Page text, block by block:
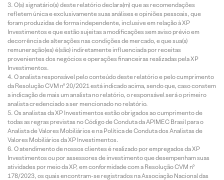
O(s) signatário(s) deste relatório declara(m) que as recomendações
refletem única e exclusivamente suas análises e opiniões pessoais, que
foram produzidas de forma independente, inclusive em relação à XP
Investimentos e que estão sujeitas a modificações sem aviso prévio em
decorrência de alterações nas condições de mercado, e que sua(s)
remuneração(es) é(são) indiretamente influenciada por receitas
provenientes dos negócios e operações financeiras realizadas pela XP
Investimentos.
O analista responsável pelo conteúdo deste relatório e pelo cumprimento
da Resolução CVM nº 20/2021 está indicado acima, sendo que, caso constem
a indicação de mais um analista no relatório, o responsável será o primeiro
analista credenciado a ser mencionado no relatório.
Os analistas da XP Investimentos estão obrigados ao cumprimento de
todas as regras previstas no Código de Conduta da APIMEC Brasil para o
Analista de Valores Mobiliários e na Política de Conduta dos Analistas de
Valores Mobiliários da XP Investimentos.
O atendimento de nossos clientes é realizado por empregados da XP
Investimentos ou por assessores de investimento que desempenham suas
atividades por meio da XP, em conformidade com a Resolução CVM nº
178/2023, os quais encontram-se registrados na Associação Nacional das